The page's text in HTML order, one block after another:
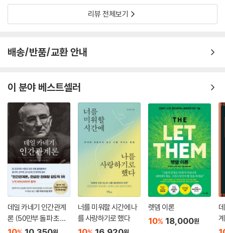
에게 미움을 받을 것이 두려운 게 아닐까
리뷰 전체보기
배송/반품/교환 안내
이 분야 베스트셀러
데일 카네기 인간관계
론 (50만부 돌파 초판
무삭제 완역본)
너를 미워할 시간에 나
를 사랑하기로 했다
렛뎀 이론
10% 18,000원